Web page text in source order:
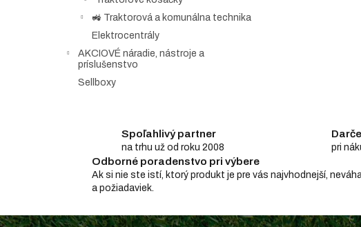
🚜 Traktorová a komunálna technika
Elektrocentrály
AKCIOVÉ náradie, nástroje a
príslušenstvo
Sellboxy
Spoľahlivý partner
na trhu už od roku 2008 pri
Odborné poradenstvo pri výbere
Ak si nie ste istí, ktorý produkt je pre vás najvhodnejší,
a požiadaviek.